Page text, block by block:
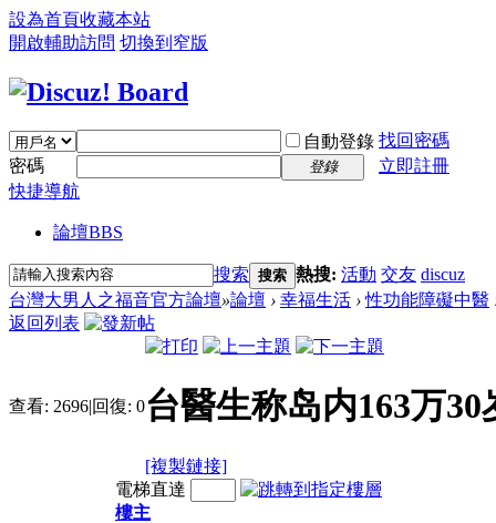
設為首頁收藏本站
開啟輔助訪問 切換到窄版
自動登錄 找回密碼
密碼
登錄
立即註冊
快捷導航
論壇BBS
搜索 搜索 熱搜: 活動 交友 discuz
台灣大男人之福音官方論壇»論壇 › 幸福生活 › 性功能障礙中醫
返回列表
查看: 2696|回復: 0台醫生称岛内163万
[複製鏈接]
電梯直達
樓主